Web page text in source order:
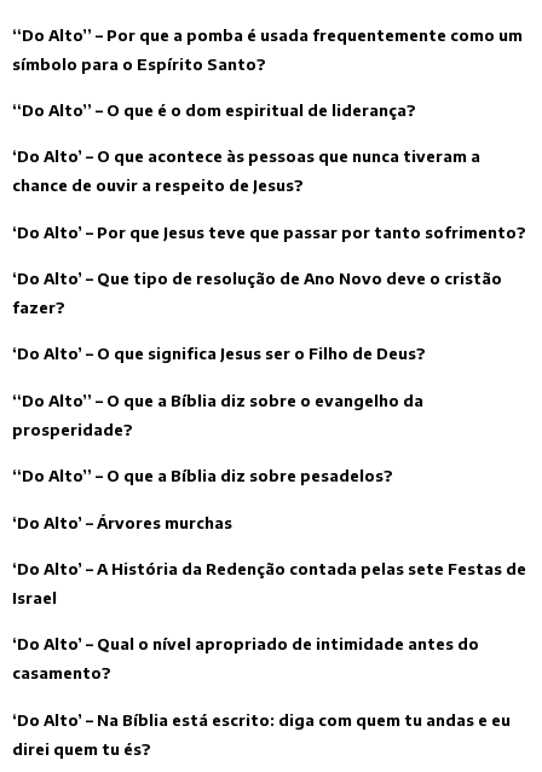
“Do Alto” – Por que a pomba é usada frequentemente como um
símbolo para o Espírito Santo?
“Do Alto” – O que é o dom espiritual de liderança?
‘Do Alto’ – O que acontece às pessoas que nunca tiveram a
chance de ouvir a respeito de Jesus?
‘Do Alto’ – Por que Jesus teve que passar por tanto sofrimento?
‘Do Alto’ – Que tipo de resolução de Ano Novo deve o cristão
fazer?
‘Do Alto’ – O que significa Jesus ser o Filho de Deus?
“Do Alto” – O que a Bíblia diz sobre o evangelho da
prosperidade?
“Do Alto” – O que a Bíblia diz sobre pesadelos?
‘Do Alto’ – Árvores murchas
‘Do Alto’ – A História da Redenção contada pelas sete Festas de
Israel
‘Do Alto’ – Qual o nível apropriado de intimidade antes do
casamento?
‘Do Alto’ – Na Bíblia está escrito: diga com quem tu andas e eu
direi quem tu és?